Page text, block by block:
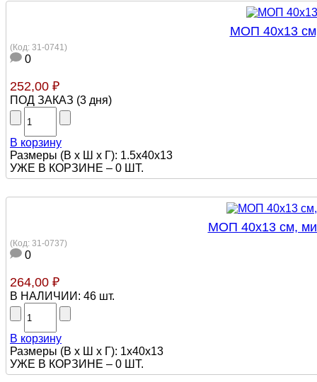
МОП 40х13
(Код: 31-0741)
0
252,00 ₽
ПОД ЗАКАЗ (3 дня)
В корзину
Размеры (В х Ш х Г): 1.5х40х13
УЖЕ В КОРЗИНЕ – 0 ШТ.
МОП 40х13 см,
(Код: 31-0737)
0
264,00 ₽
В НАЛИЧИИ: 46 шт.
В корзину
Размеры (В х Ш х Г): 1x40х13
УЖЕ В КОРЗИНЕ – 0 ШТ.